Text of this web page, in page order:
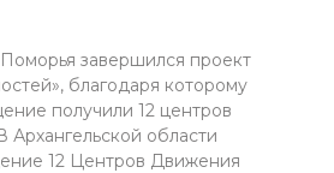
завершился проект
благодаря которому
получили 12 центров
области
12 Центров Движения